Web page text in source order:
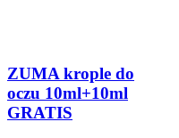
ZUMA krople do
oczu 10ml+10ml
GRATIS